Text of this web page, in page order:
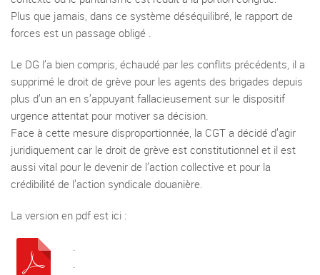
Plus que jamais, dans ce système déséquilibré, le rapport de
forces est un passage obligé .
Le DG l’a bien compris, échaudé par les conflits précédents, il a
supprimé le droit de grève pour les agents des brigades depuis
plus d’un an en s’appuyant fallacieusement sur le dispositif
urgence attentat pour motiver sa décision.
Face à cette mesure disproportionnée, la CGT a décidé d’agir
juridiquement car le droit de grève est constitutionnel et il est
aussi vital pour le devenir de l’action collective et pour la
crédibilité de l’action syndicale douanière.
La version en pdf est ici :
.
.